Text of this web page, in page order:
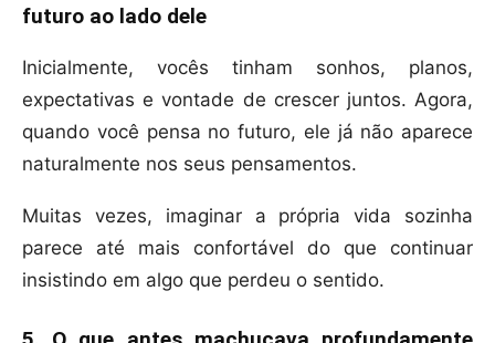
futuro ao lado dele
Inicialmente, vocês tinham sonhos, planos,
expectativas e vontade de crescer juntos. Agora,
quando você pensa no futuro, ele já não aparece
naturalmente nos seus pensamentos.
Muitas vezes, imaginar a própria vida sozinha
parece até mais confortável do que continuar
insistindo em algo que perdeu o sentido.